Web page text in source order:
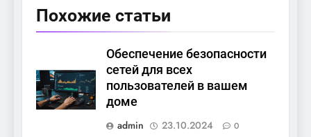
Похожие статьи
Обеспечение безопасности
сетей для всех
пользователей в вашем
доме
admin
23.10.2024 0